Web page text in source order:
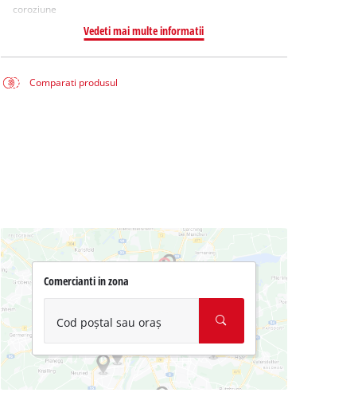
coroziune
Vedeti mai multe informatii
Comparati produsul
Comercianti in zona
Cod poștal sau oraș